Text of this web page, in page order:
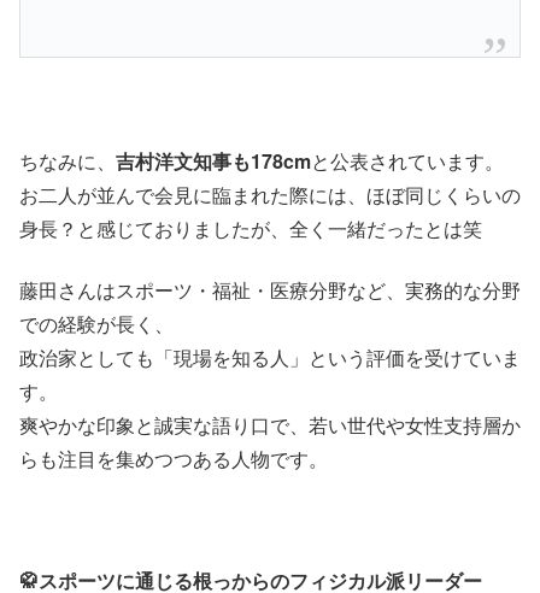
ちなみに、 吉村洋文知事も178cmと公表されています。
お二人が並んで会見に臨まれた際には、ほぼ同じくらいの
身長？と感じておりましたが、全く一緒だったとは笑
藤田さんはスポーツ・福祉・医療分野など、実務的な分野
での経験が長く、
政治家としても「現場を知る人」という評価を受けていま
す。
爽やかな印象と誠実な語り口で、若い世代や女性支持層か
らも注目を集めつつある人物です。
🥋スポーツに通じる根っからのフィジカル派リーダー